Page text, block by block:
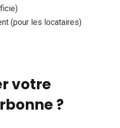
(pour les locataires)
votre
?